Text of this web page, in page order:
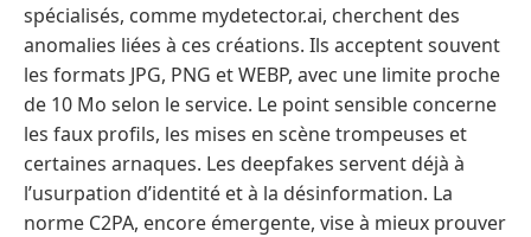
spécialisés, comme mydetector.ai, cherchent des
anomalies liées à ces créations. Ils acceptent souvent
les formats JPG, PNG et WEBP, avec une limite proche
de 10 Mo selon le service. Le point sensible concerne
les faux profils, les mises en scène trompeuses et
certaines arnaques. Les deepfakes servent déjà à
l’usurpation d’identité et à la désinformation. La
norme C2PA, encore émergente, vise à mieux prouver